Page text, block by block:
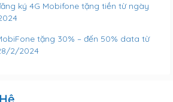
ký 4G Mobifone tặng tiền từ ngày
tặng 30% – đến 50% data từ
2/2024